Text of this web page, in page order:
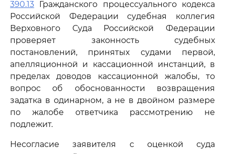
390.13 Гражданского процессуального кодекса
Российской Федерации судебная коллегия
Верховного Суда Российской Федерации
проверяет законность судебных
постановлений, принятых судами первой,
апелляционной и кассационной инстанций, в
пределах доводов кассационной жалобы, то
вопрос об обоснованности возвращения
задатка в одинарном, а не в двойном размере
по жалобе ответчика рассмотрению не
подлежит.
Несогласие заявителя с оценкой суда